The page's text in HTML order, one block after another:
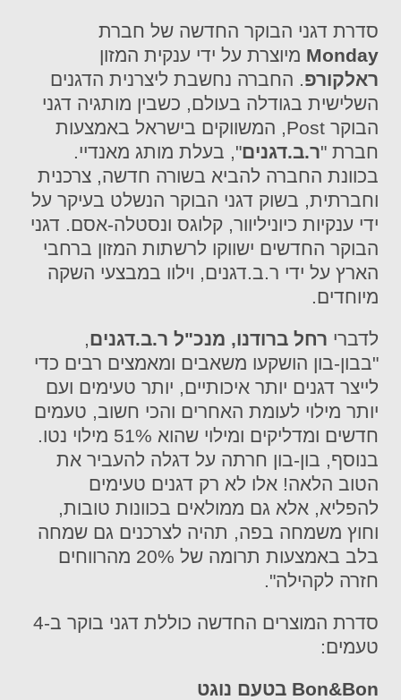
סדרת דגני הבוקר החדשה של חברת
Monday מיוצרת על ידי ענקית המזון
ראלקורפ. החברה נחשבת ליצרנית הדגנים
השלישית בגודלה בעולם, כשבין מותגיה דגני
הבוקר Post, המשווקים בישראל באמצעות
חברת "ר.ב.דגנים", בעלת מותג מאנדיי.
בכוונת החברה להביא בשורה חדשה, צרכנית
וחברתית, בשוק דגני הבוקר הנשלט בעיקר על
ידי ענקיות כיוניליוור, קלוגס ונסטלה-אסם. דגני
הבוקר החדשים ישווקו לרשתות המזון ברחבי
הארץ על ידי ר.ב.דגנים, וילוו במבצעי השקה
מיוחדים.
לדברי רחל ברודנו, מנכ"ל ר.ב.דגנים,
"בבון-בון הושקעו משאבים ומאמצים רבים כדי
לייצר דגנים יותר איכותיים, יותר טעימים ועם
יותר מילוי לעומת האחרים והכי חשוב, טעמים
חדשים ומדליקים ומילוי שהוא 51% מילוי נטו.
בנוסף, בון-בון חרתה על דגלה להעביר את
הטוב הלאה! אלו לא רק דגנים טעימים
להפליא, אלא גם ממולאים בכוונות טובות,
וחוץ משמחה בפה, תהיה לצרכנים גם שמחה
בלב באמצעות תרומה של 20% מהרווחים
חזרה לקהילה".
סדרת המוצרים החדשה כוללת דגני בוקר ב-4
טעמים:
Bon&Bon בטעם נוגט